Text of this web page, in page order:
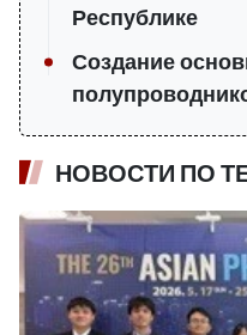
Республике
Создание
НОВОСТИ ПО